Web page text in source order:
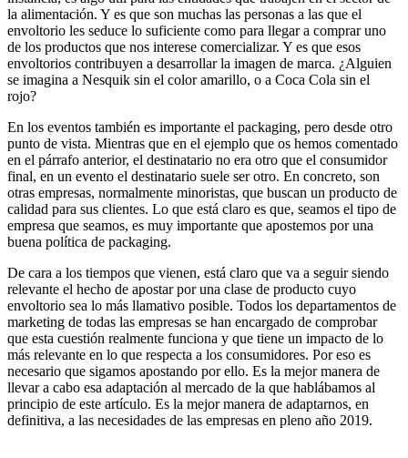
la alimentación. Y es que son muchas las personas a las que el
envoltorio les seduce lo suficiente como para llegar a comprar uno
de los productos que nos interese comercializar. Y es que esos
envoltorios contribuyen a desarrollar la imagen de marca. ¿Alguien
se imagina a Nesquik sin el color amarillo, o a Coca Cola sin el
rojo?
En los eventos también es importante el packaging, pero desde otro
punto de vista. Mientras que en el ejemplo que os hemos comentado
en el párrafo anterior, el destinatario no era otro que el consumidor
final, en un evento el destinatario suele ser otro. En concreto, son
otras empresas, normalmente minoristas, que buscan un producto de
calidad para sus clientes. Lo que está claro es que, seamos el tipo de
empresa que seamos, es muy importante que apostemos por una
buena política de packaging.
De cara a los tiempos que vienen, está claro que va a seguir siendo
relevante el hecho de apostar por una clase de producto cuyo
envoltorio sea lo más llamativo posible. Todos los departamentos de
marketing de todas las empresas se han encargado de comprobar
que esta cuestión realmente funciona y que tiene un impacto de lo
más relevante en lo que respecta a los consumidores. Por eso es
necesario que sigamos apostando por ello. Es la mejor manera de
llevar a cabo esa adaptación al mercado de la que hablábamos al
principio de este artículo. Es la mejor manera de adaptarnos, en
definitiva, a las necesidades de las empresas en pleno año 2019.